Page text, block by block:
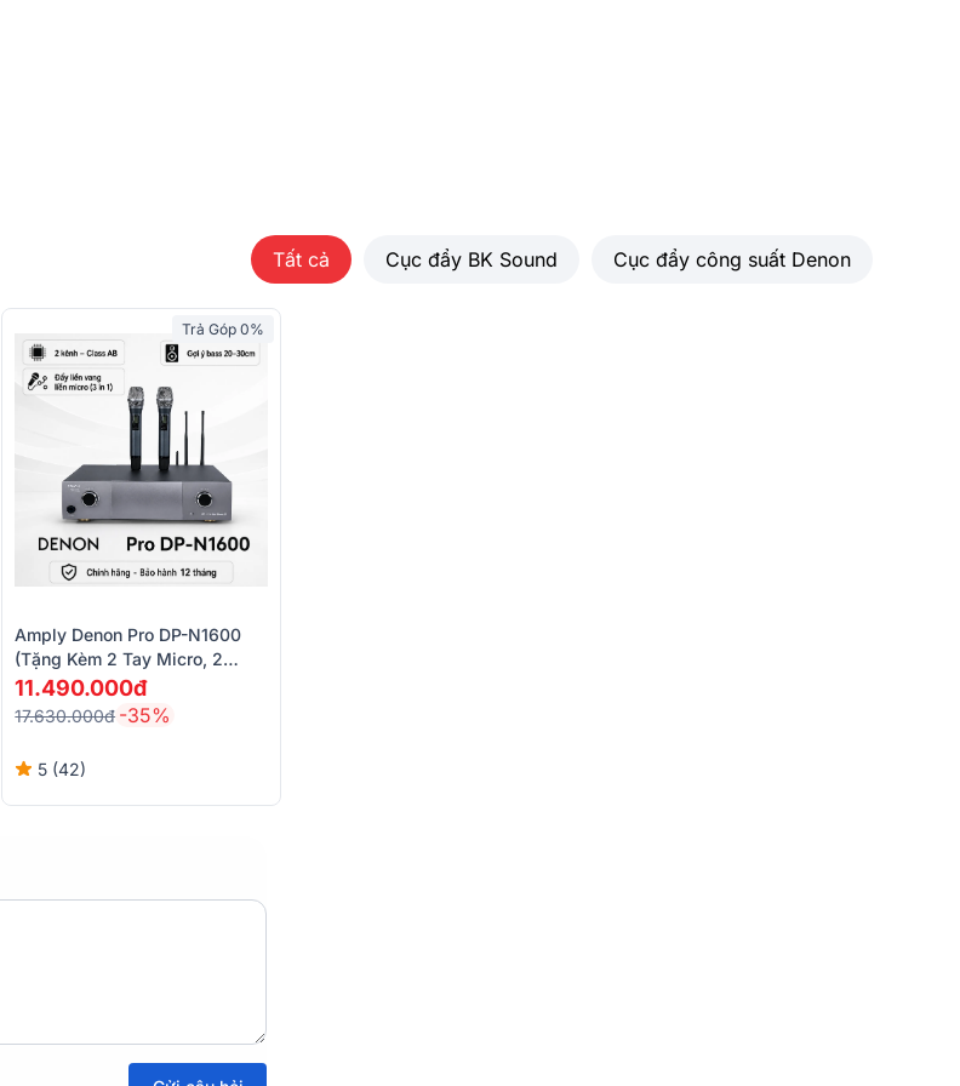
Tất cả Cục đẩy BK Sound Cục đẩy công suất Denon
Trả Góp 0%
Amply Denon Pro DP-N1600
(tặng Kèm 2 Tay Micro, 2
Kênh, Class AB, 550W/CH -
New)
11.490.000đ
17.630.000đ -35%
5 (42)